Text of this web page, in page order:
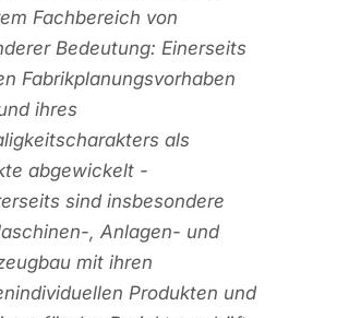
Fachbereich von
Bedeutung: Einerseits
Fabrikplanungsvorhaben
ihres
als
abgewickelt -
sind insbesondere
, Anlagen- und
mit ihren
Produkten und